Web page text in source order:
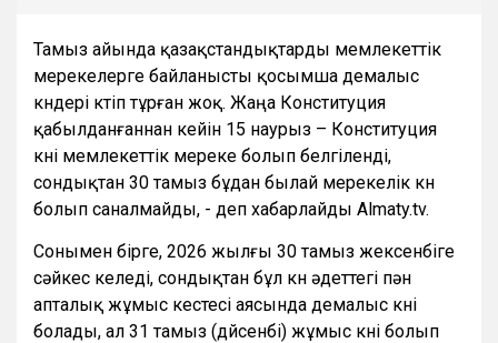
Тамыз айында қазақстандықтарды мемлекеттік
мерекелерге байланысты қосымша демалыс
күндері күтіп тұрған жоқ. Жаңа Конституция
қабылданғаннан кейін 15 наурыз – Конституция
күні мемлекеттік мереке болып белгіленді,
сондықтан 30 тамыз бұдан былай мерекелік күн
болып саналмайды, - деп хабарлайды Almaty.tv.
Сонымен бірге, 2026 жылғы 30 тамыз жексенбіге
сәйкес келеді, сондықтан бұл күн әдеттегі пән
апталық жұмыс кестесі аясында демалыс күні
болады, ал 31 тамыз (дүйсенбі) жұмыс күні болып